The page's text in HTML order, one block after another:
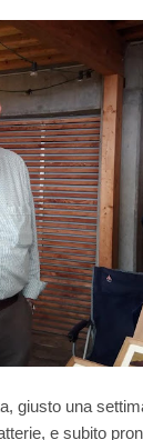
giusto una
e subito